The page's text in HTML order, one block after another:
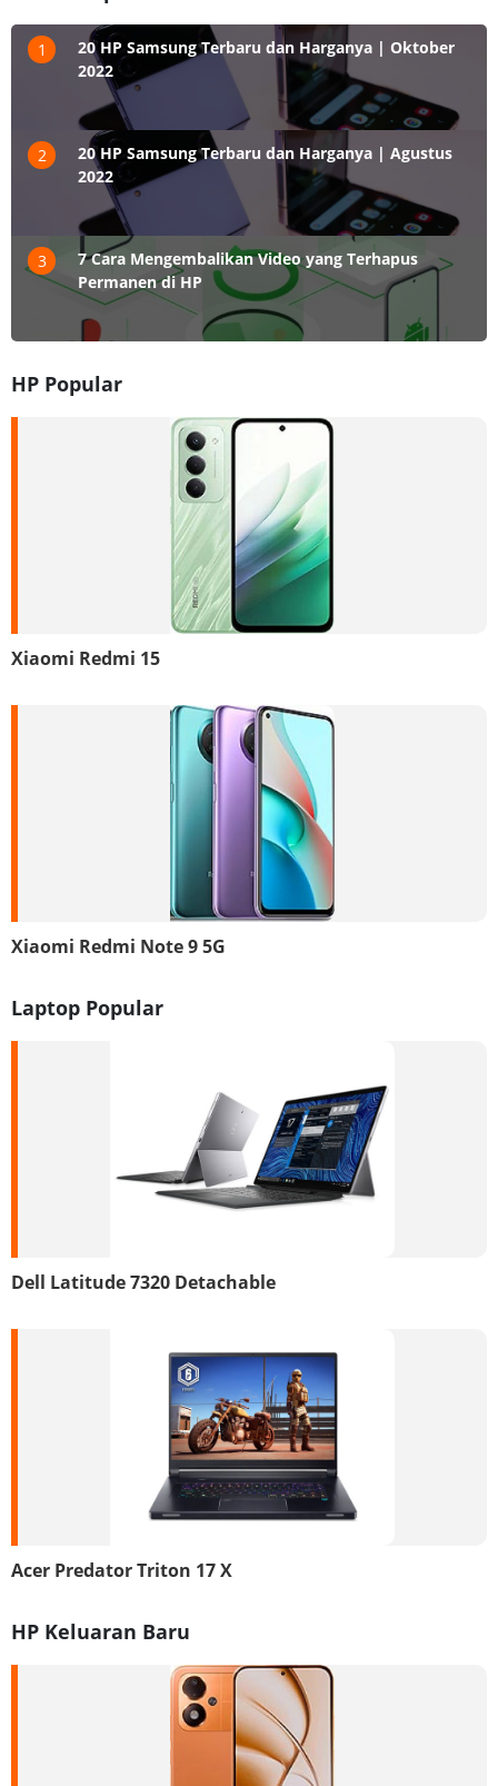
1
20 HP Samsung Terbaru dan Harganya | Oktober
2022
2
20 HP Samsung Terbaru dan Harganya | Agustus
2022
3
7 Cara Mengembalikan Video yang Terhapus
Permanen di HP
HP Popular
Xiaomi Redmi 15
Xiaomi Redmi Note 9 5G
Laptop Popular
Dell Latitude 7320 Detachable
Acer Predator Triton 17 X
HP Keluaran Baru